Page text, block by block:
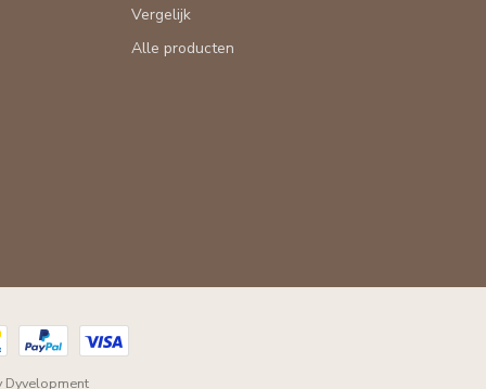
Vergelijk
Alle producten
Dyvelopment